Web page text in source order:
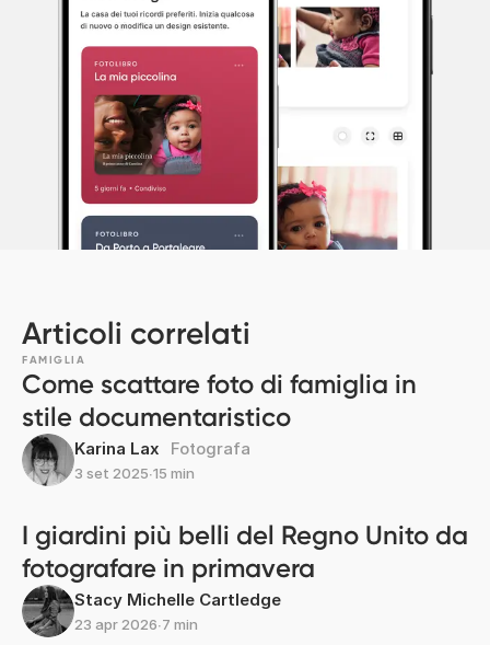
Articoli correlati
FAMIGLIA
Come scattare foto di famiglia in
stile documentaristico
Karina Lax Fotografa
3 set 2025∙15 min
I giardini più belli del Regno Unito da
fotografare in primavera
Stacy Michelle Cartledge
23 apr 2026∙7 min